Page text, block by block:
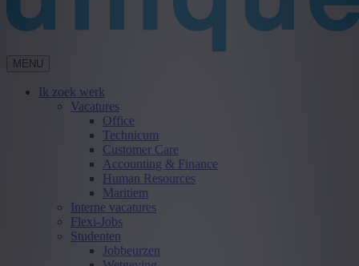
MENU
Ik zoek werk
Vacatures
Office
Technicum
Customer Care
Accounting & Finance
Human Resources
Maritiem
Interne vacatures
Flexi-Jobs
Studenten
Jobbeurzen